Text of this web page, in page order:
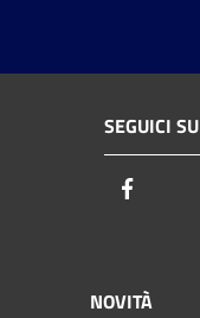
SEGUICI SU
NOVITÀ